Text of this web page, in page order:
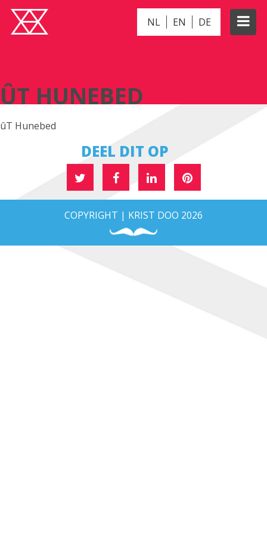
NL EN DE
ÛT HUNEBED
ûT Hunebed
DEEL DIT OP
COPYRIGHT | KRIST DOO 2026